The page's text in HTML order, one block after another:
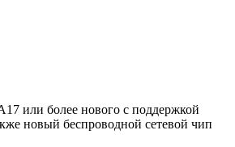
или более нового с поддержкой
новый беспроводной сетевой чип